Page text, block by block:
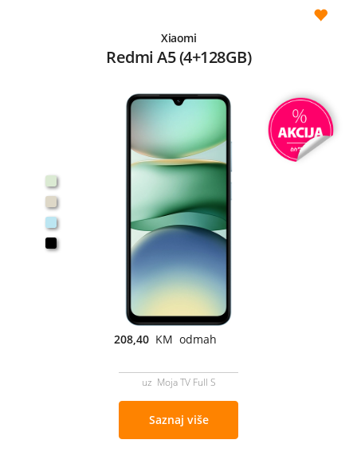
Xiaomi
Redmi A5 (4+128GB)
208,40 KM odmah
uz Moja TV Full S
Saznaj više